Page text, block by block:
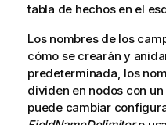
tabla de hechos en el
Los nombres de los
cómo se crearán y
predeterminada, los
dividen en nodos con un
puede cambiar